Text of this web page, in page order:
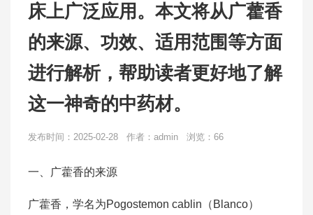
床上广泛应用。本文将从广藿香
的来源、功效、适用范围等方面
进行解析，帮助读者更好地了解
这一神奇的中药材。
发布时间：2025-02-28 作者：admin 浏览：66
一、广藿香的来源
广藿香，学名为Pogostemon cablin（Blanco）